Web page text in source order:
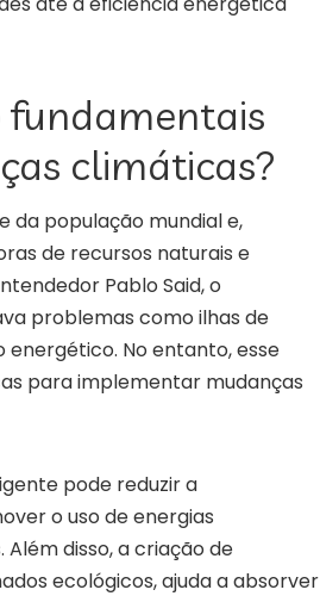
fundamentais
climáticas?
da população mundial e,
de recursos naturais e
Pablo Said, o
problemas como ilhas de
No entanto, esse
para implementar mudanças
pode reduzir a
o uso de energias
disso, a criação de
ecológicos, ajuda a absorver